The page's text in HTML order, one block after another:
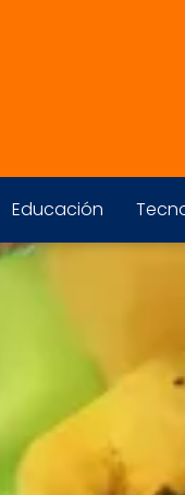
Educación